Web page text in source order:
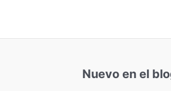
Nuevo en el